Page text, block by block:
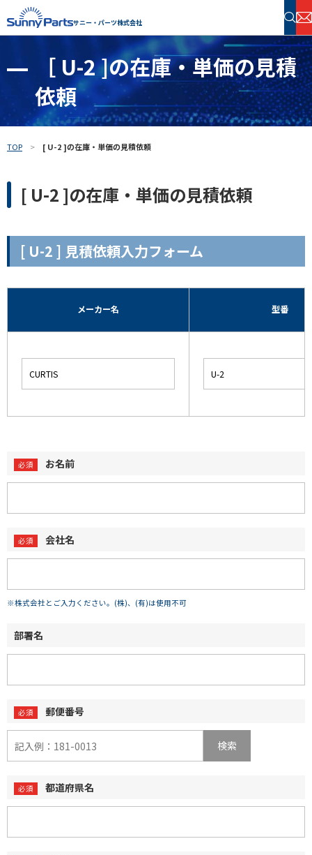
サニー・パーツ株式会社
半導体・電子部品 在庫検索
フリーワードで探す
［ U-2 ]の在庫・単価の見積
依頼
TOP [ U-2 ]の在庫・単価の見積依頼
[ U-2 ]の在庫・単価の見積依頼
[ U-2 ] 見積依頼入力フォーム
メーカー名 型番
お名前
会社名
※株式会社とご入力ください。(株)、(有)は使用不可
部署名
郵便番号
検索
都道府県名